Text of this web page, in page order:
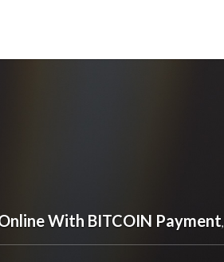
With BITCOIN Payment,